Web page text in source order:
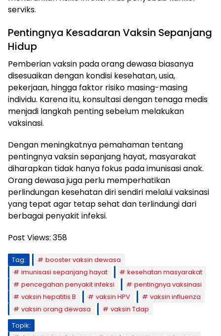
serviks.
Pentingnya Kesadaran Vaksin Sepanjang
Hidup
Pemberian vaksin pada orang dewasa biasanya
disesuaikan dengan kondisi kesehatan, usia,
pekerjaan, hingga faktor risiko masing-masing
individu. Karena itu, konsultasi dengan tenaga medis
menjadi langkah penting sebelum melakukan
vaksinasi.
Dengan meningkatnya pemahaman tentang
pentingnya vaksin sepanjang hayat, masyarakat
diharapkan tidak hanya fokus pada imunisasi anak.
Orang dewasa juga perlu memperhatikan
perlindungan kesehatan diri sendiri melalui vaksinasi
yang tepat agar tetap sehat dan terlindungi dari
berbagai penyakit infeksi.
Post Views: 358
Tag:
booster vaksin dewasa
imunisasi sepanjang hayat
kesehatan masyarakat
pencegahan penyakit infeksi
pentingnya vaksinasi
vaksin hepatitis B
vaksin HPV
vaksin influenza
vaksin orang dewasa
vaksin Tdap
Topik: